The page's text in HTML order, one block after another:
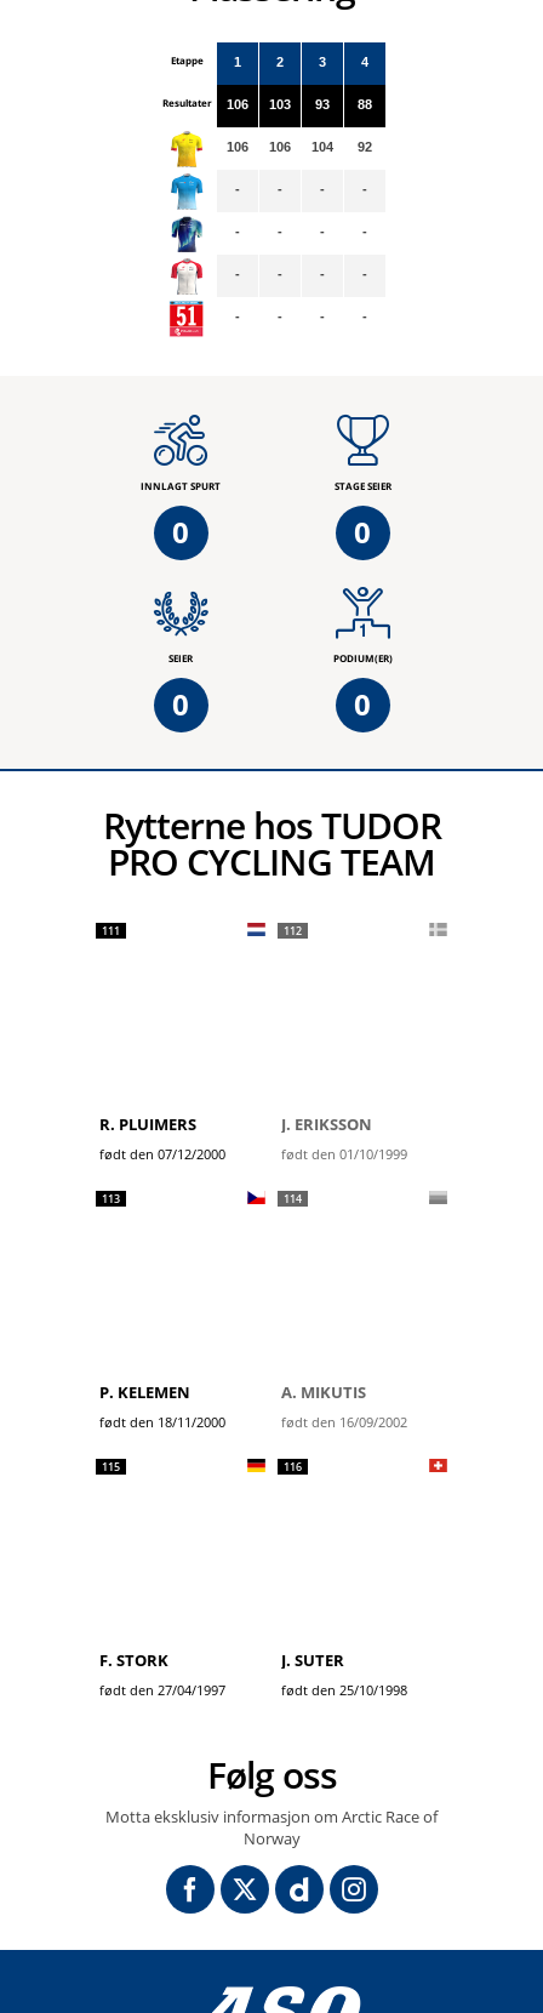
Etappe
Resultater
1
106
106
-
-
-
-
2
103
106
-
-
-
-
3
93
104
-
-
-
-
4
88
92
-
-
-
-
INNLAGT SPURT
0
STAGE SEIER
0
SEIER
0
PODIUM(ER)
0
Rytterne hos TUDOR
PRO CYCLING TEAM
111
R. PLUIMERS
født den 07/12/2000
112
J. ERIKSSON
født den 01/10/1999
113
P. KELEMEN
født den 18/11/2000
114
A. MIKUTIS
født den 16/09/2002
115
F. STORK
født den 27/04/1997
116
J. SUTER
født den 25/10/1998
Følg oss
Motta eksklusiv informasjon om Arctic Race of
Norway